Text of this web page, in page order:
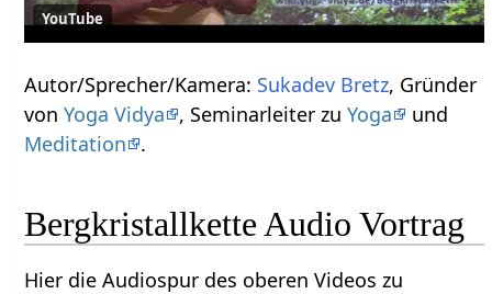
YouTube
Autor/Sprecher/Kamera: Sukadev Bretz, Gründer
vonYoga Vidya , Seminarleiter zuYoga
und
Meditation
.
Bergkristallkette Audio Vortrag
Hier die Audiospur des oberen Videos zu